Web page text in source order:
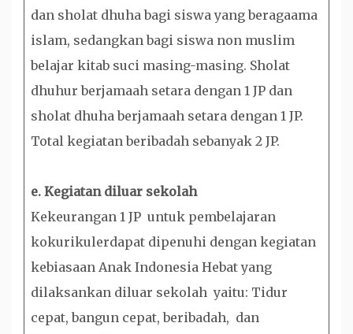
dan sholat dhuha bagi siswa yang beragaama
islam, sedangkan bagi siswa non muslim
belajar kitab suci masing-masing. Sholat
dhuhur berjamaah setara dengan 1 JP dan
sholat dhuha berjamaah setara dengan 1 JP.
Total kegiatan beribadah sebanyak 2 JP.
e. Kegiatan diluar sekolah
Kekeurangan 1 JP untuk pembelajaran
kokurikulerdapat dipenuhi dengan kegiatan
kebiasaan Anak Indonesia Hebat yang
dilaksankan diluar sekolah yaitu: Tidur
cepat, bangun cepat, beribadah, dan